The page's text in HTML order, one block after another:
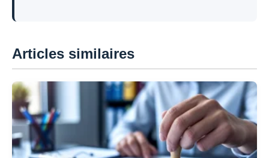
Articles similaires